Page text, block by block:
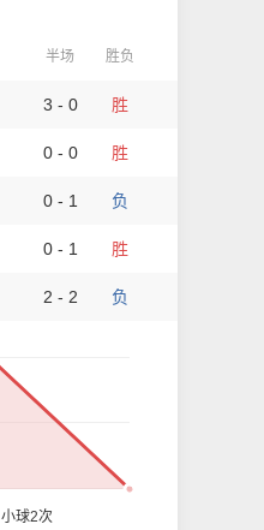
半场 胜负
3 - 0 胜
0 - 0 胜
0 - 1 负
0 - 1 胜
2 - 2 负
球2次